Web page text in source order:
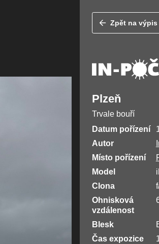
Zpět na výpis
Plzeň
Trvale bouří
Datum pořízení
Autor
Místo pořízení
Model
Clona
Ohnisková
vzdálenost
Blesk
Čas expozice